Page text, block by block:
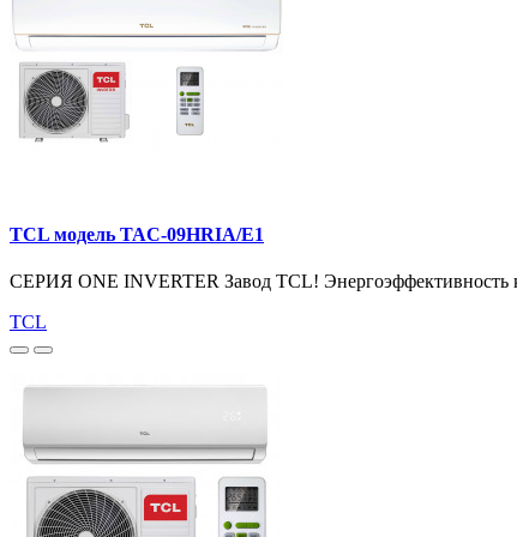
TCL модель TAC-09HRIA/E1
СЕРИЯ ONE INVERTER Завод TCL!
TCL